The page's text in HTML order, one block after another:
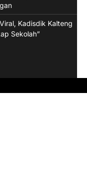
Kadisdik Kalteng
Sekolah”